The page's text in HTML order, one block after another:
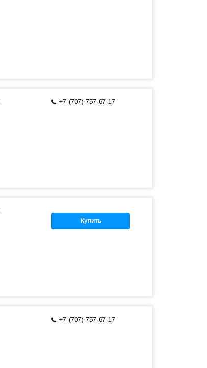
+7 (707) 757-67-17
Купить
+7 (707) 757-67-17